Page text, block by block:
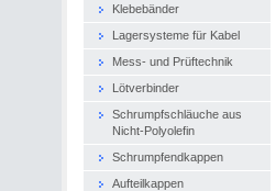
Klebebänder
Lagersysteme für Kabel
Mess- und Prüftechnik
Lötverbinder
Schrumpfschläuche aus
Nicht-Polyolefin
Schrumpfendkappen
Aufteilkappen